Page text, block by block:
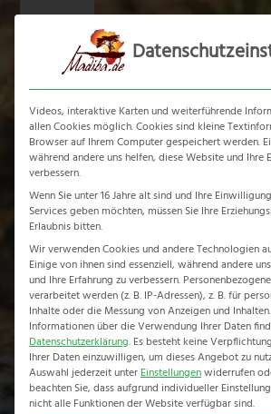
Skip
Rainbow
Home-Erlebnisreise-
Videos, interaktive Karten und weiterführende
allen Cookies möglich. Cookies sind kleine
Browser auf Ihrem Computer gespeichert werden.
während andere uns helfen, diese Website und Ihre
verbessern.
Wenn Sie unter 16 Jahre alt sind und Ihre
Services geben möchten, müssen Sie Ihre
Erlaubnis bitten.
Wir verwenden Cookies und andere Technologien
Einige von ihnen sind essenziell, während andere
und Ihre Erfahrung zu verbessern.
verarbeitet werden (z. B. IP-Adressen), z. B. für
Inhalte oder die Messung von Anzeigen und Inhalten.
Informationen über die Verwendung Ihrer Daten
Datenschutzerklärung. Es besteht keine
Ihrer Daten einzuwilligen, um dieses Angebot zu
Auswahl jederzeit unterEinstellungenwiderrufen
beachten Sie, dass aufgrund individueller
nicht alle Funktionen der Website verfügbar sind.